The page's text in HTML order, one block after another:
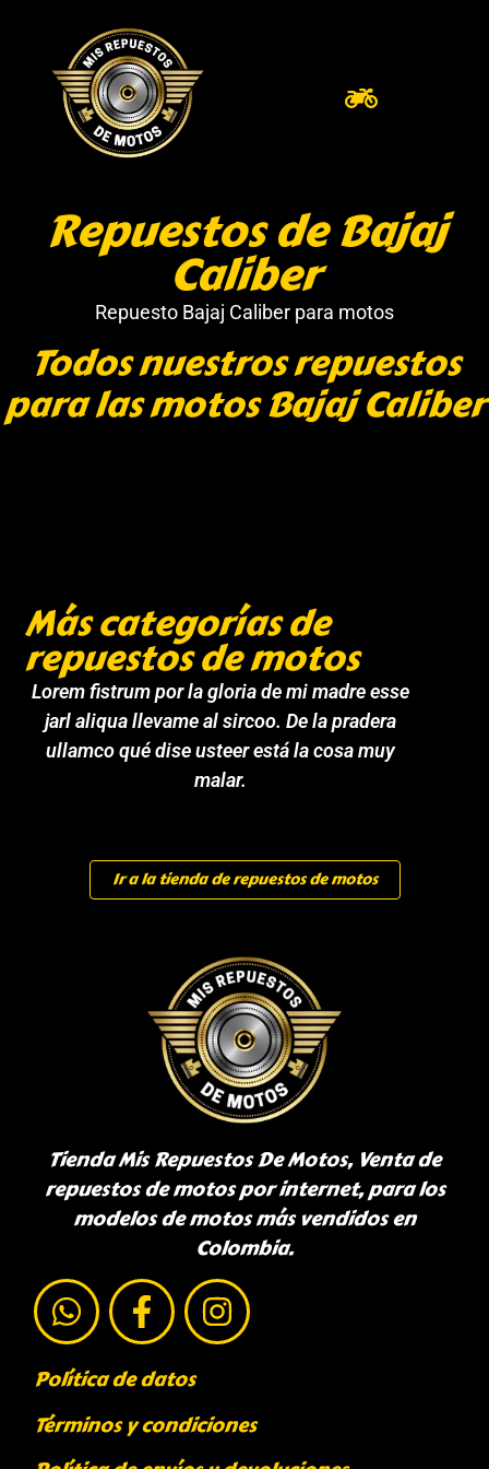
Repuestos de Bajaj
Caliber
Repuesto Bajaj Caliber para motos
Todos nuestros repuestos
para las motos Bajaj Caliber
Más categorías de
repuestos de motos
Lorem fistrum por la gloria de mi madre esse
jarl aliqua llevame al sircoo. De la pradera
ullamco qué dise usteer está la cosa muy
malar.
Ir a la tienda de repuestos de motos
Tienda Mis Repuestos De Motos, Venta de
repuestos de motos por internet, para los
modelos de motos más vendidos en
Colombia.
Política de datos
Términos y condiciones